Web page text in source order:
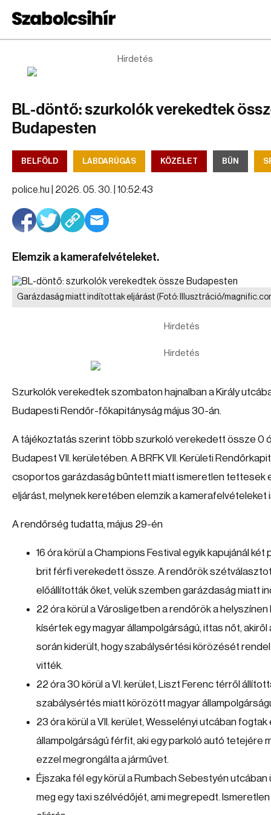
Hirdetés
BL-döntő: szurkolók verekedtek
Budapesten
BELFÖLD LABDARÚGÁS KÖZÉLET BŰN
police.hu | 2026. 05. 30. | 10:52:43
Elemzik a kamerafelvételeket.
Garázdaság miatt indítottak eljárást (Fotó: Illusztráció/
Hirdetés
Hirdetés
Szurkolók verekedtek szombaton hajnalban a Király
Budapesti Rendőr-főkapitányság május 30-án.
A tájékoztatás szerint több szurkoló verekedett össze 0
Budapest VII. kerületében. A BRFK VII. Kerületi
csoportos garázdaság bűntett miatt ismeretlen tettesek
eljárást, melynek keretében elemzik a kamerafelvételeket
A rendőrség tudatta, május 29-én
16 óra körül a Champions Festival egyik kapujánál két
brit férfi verekedett össze. A rendőrök
előállították őket, velük szemben garázdaság miatt
22 óra körül a Városligetben a rendőrök a
kísértek egy magyar állampolgárságú, ittas nőt,
során kiderült, hogy szabálysértési körözését
vitték.
22 óra 30 körül a VI. kerület, Liszt Ferenc térről
szabálysértés miatt körözött magyar
23 óra körül a VII. kerület, Wesselényi utcában fogtak
állampolgárságú férfit, aki egy parkoló autó tetejére
ezzel megrongálta a járművet.
Éjszaka fél egy körül a Rumbach Sebestyén
meg egy taxi szélvédőjét, ami megrepedt.